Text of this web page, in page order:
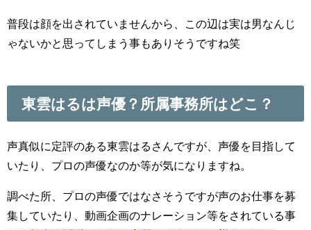
普段は顔を出されていませんから、この辺は実は男なんじ
ゃないかと思ってしまう事もありそうですね笑
東雲はるは声優？所属事務所はどこ？
声真似に定評のある東雲はるさんですが、声優を目指して
いたり、プロの声優なのか等が気になりますね。
調べた所、プロの声優ではなさそうですが声のお仕事を募
集していたり、動画企画のナレーション等をされている事